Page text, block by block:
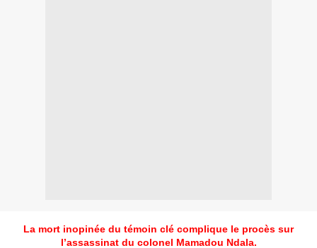
La mort inopinée du témoin clé complique le procès sur
l’assassinat du colonel Mamadou Ndala.